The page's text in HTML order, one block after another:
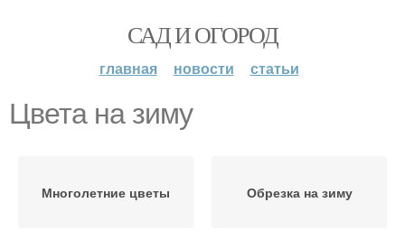
САД И ОГОРОД
главная новости статьи
Цвета на зиму
Многолетние цветы Обрезка на зиму